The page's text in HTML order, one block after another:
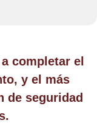
completar el
y el más
de seguridad